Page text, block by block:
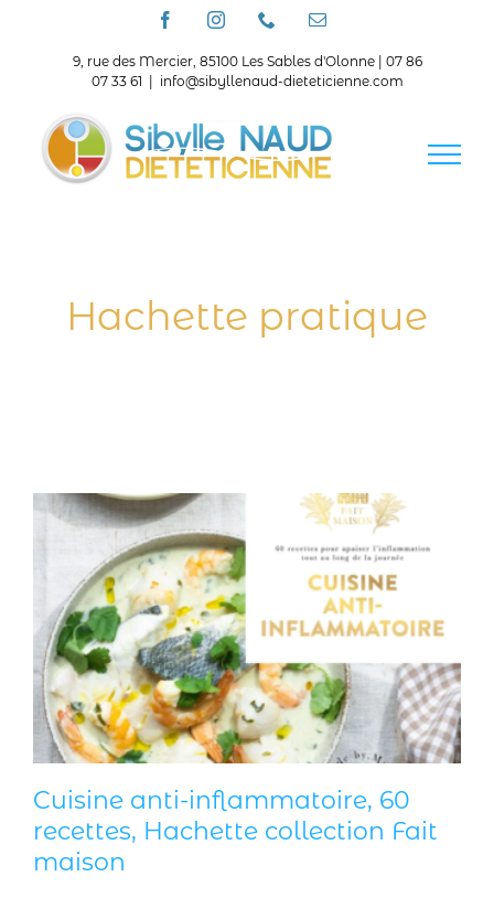
FacebookInstagramTéléphoneEmail
9, rue des Mercier, 85100 Les Sables d'Olonne | 07 86
07 33 61
info@sibyllenaud-dieteticienne.com
Hachette pratique
Cuisine anti-inflammatoire, 60
recettes, Hachette collection Fait
maison